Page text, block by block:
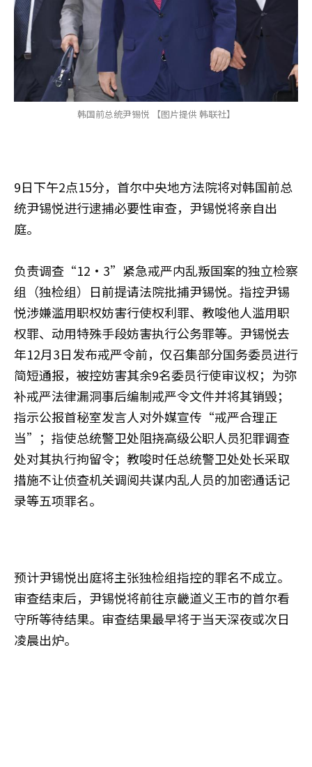
韩国前总统尹锡悦 【图片提供 韩联社】
9日下午2点15分，首尔中央地方法院将对韩国前总
统尹锡悦进行逮捕必要性审查，尹锡悦将亲自出
庭。
负责调查“12·3”紧急戒严内乱叛国案的独立检察
组（独检组）日前提请法院批捕尹锡悦。指控尹锡
悦涉嫌滥用职权妨害行使权利罪、教唆他人滥用职
权罪、动用特殊手段妨害执行公务罪等。尹锡悦去
年12月3日发布戒严令前，仅召集部分国务委员进行
简短通报，被控妨害其余9名委员行使审议权；为弥
补戒严法律漏洞事后编制戒严令文件并将其销毁；
指示公报首秘室发言人对外媒宣传“戒严合理正
当”；指使总统警卫处阻挠高级公职人员犯罪调查
处对其执行拘留令；教唆时任总统警卫处处长采取
措施不让侦查机关调阅共谋内乱人员的加密通话记
录等五项罪名。
预计尹锡悦出庭将主张独检组指控的罪名不成立。
审查结束后，尹锡悦将前往京畿道义王市的首尔看
守所等待结果。审查结果最早将于当天深夜或次日
凌晨出炉。